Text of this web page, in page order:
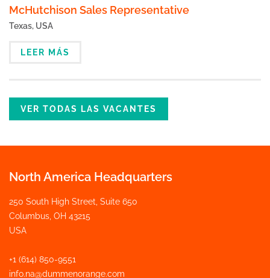
McHutchison Sales Representative
Texas, USA
LEER MÁS
VER TODAS LAS VACANTES
North America Headquarters
250 South High Street, Suite 650
Columbus, OH 43215
USA
+1 (614) 850-9551
info.na@dummenorange.com